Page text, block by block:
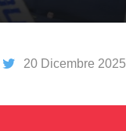
20 Dicembre 2025